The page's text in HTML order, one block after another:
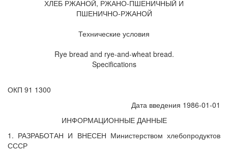
ХЛЕБ РЖАНОЙ, РЖАНО-ПШЕНИЧНЫЙ И
ПШЕНИЧНО-РЖАНОЙ
Технические условия
Rye bread and rye-and-wheat bread.
Specifications
ОКП 91 1300
Дата введения 1986-01-01
ИНФОРМАЦИОННЫЕ ДАННЫЕ
1. РАЗРАБОТАН И ВНЕСЕН Министерством хлебопродуктов
СССР